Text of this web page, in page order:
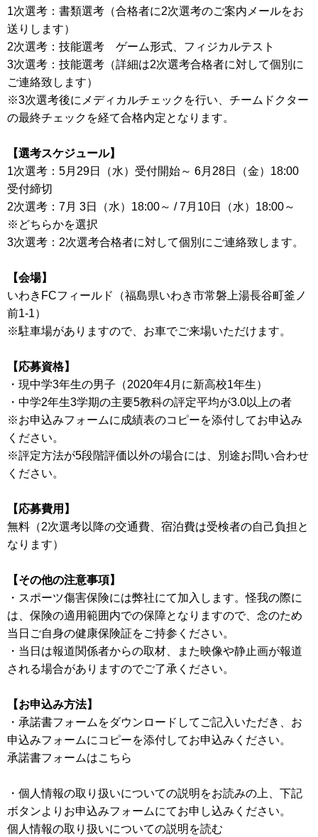
1次選考：書類選考（合格者に2次選考のご案内メールをお
送りします）
2次選考：技能選考 ゲーム形式、フィジカルテスト
3次選考：技能選考（詳細は2次選考合格者に対して個別に
ご連絡致します）
※3次選考後にメディカルチェックを行い、チームドクター
の最終チェックを経て合格内定となります。
【選考スケジュール】
1次選考：5月29日（水）受付開始～ 6月28日（金）18:00
受付締切
2次選考：7月 3日（水）18:00～ / 7月10日（水）18:00～
※どちらかを選択
3次選考：2次選考合格者に対して個別にご連絡致します。
【会場】
いわきFCフィールド（福島県いわき市常磐上湯長谷町釜ノ
前1-1）
※駐車場がありますので、お車でご来場いただけます。
【応募資格】
・現中学3年生の男子（2020年4月に新高校1年生）
・中学2年生3学期の主要5教科の評定平均が3.0以上の者
※お申込みフォームに成績表のコピーを添付してお申込み
ください。
※評定方法が5段階評価以外の場合には、別途お問い合わせ
ください。
【応募費用】
無料（2次選考以降の交通費、宿泊費は受検者の自己負担と
なります）
【その他の注意事項】
・スポーツ傷害保険には弊社にて加入します。怪我の際に
は、保険の適用範囲内での保障となりますので、念のため
当日ご自身の健康保険証をご持参ください。
・当日は報道関係者からの取材、また映像や静止画が報道
される場合がありますのでご了承ください。
【お申込み方法】
・承諾書フォームをダウンロードしてご記入いただき、お
申込みフォームにコピーを添付してお申込みください。
承諾書フォームはこちら
・個人情報の取り扱いについての説明をお読みの上、下記
ボタンよりお申込みフォームにてお申し込みください。
個人情報の取り扱いについての説明を読む